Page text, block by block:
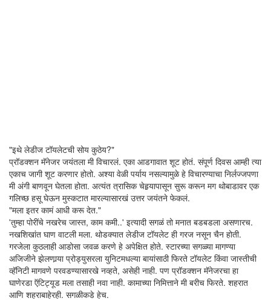
"इथे लेडीज टॉयलेटची सोय कुठेय?"
प्रॉडक्शन मॅनेजर जयंतला मी विचारलं. एका आडगावात शूट होतं. संपूर्ण दिवस आम्ही त्या
एकाच जागी शूट करणार होतो. अश्या वेळी पर्याय नसल्यामुळे हे विचारण्याचा निर्लज्जपणा
मी अंगी बाणवून घेतला होता. अत्यंत त्रासिक चेहर्‍यापासून सुरू करून मग थोबाडावर एक
गलिच्छ हसू घेऊन मुस्कटात मारल्यासारखं उत्तर जयंतने फेकलं.
"मला इतर कामं आधी करू देत."
'तुम्हा पोरींचे नखरेच जास्त, काम कमी..' इत्यादी सगळं तो मनात बडबडला असणारच.
नखशिखांत घाण वाटली मला. थोडक्यात लेडीज टॉयलेट ही गरज नसून चैन होती.
गरजेला कुठलाही आडोसा जवळ करणे हे अपेक्षित होते. स्टारच्या सगळ्या मागण्या
अजिजीने झेलणार्‍या प्रोड्युसरला युनिटमधल्या बायांसाठी फिरते टॉयलेट किंवा जास्तीची
व्हॅनिटी मागवणे परवडण्यासारखे नव्हते, असेही नाही. पण प्रॉडक्शन मॅनेजरचा हा
घाणेरडा ऍटिट्यूड मला तसाही नवा नाही. कामाच्या निमित्ताने मी बरीच फिरते. शहरात
आणि शहराबाहेरही. सगळीकडे हेच.